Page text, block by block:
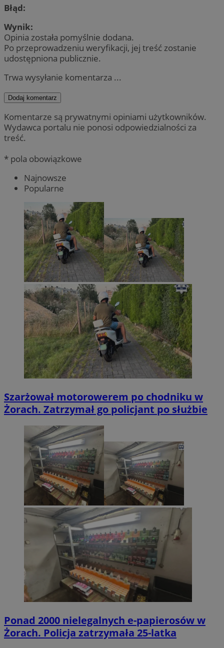
Błąd:
Wynik:
Opinia została pomyślnie dodana.
Po przeprowadzeniu weryfikacji, jej treść zostanie
udostępniona publicznie.
Trwa wysyłanie komentarza ...
Dodaj komentarz
Komentarze są prywatnymi opiniami użytkowników.
Wydawca portalu nie ponosi odpowiedzialności za
treść.
* pola obowiązkowe
Najnowsze
Popularne
Szarżował motorowerem po chodniku w
Żorach. Zatrzymał go policjant po służbie
Ponad 2000 nielegalnych e-papierosów w
Żorach. Policja zatrzymała 25-latka